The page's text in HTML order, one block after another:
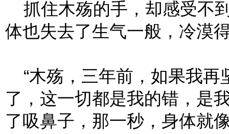
抓住木殇的手，却感受不
体也失去了生气一般，冷漠
“木殇，三年前，如果我再
了，这一切都是我的错，是
了吸鼻子，那一秒，身体就